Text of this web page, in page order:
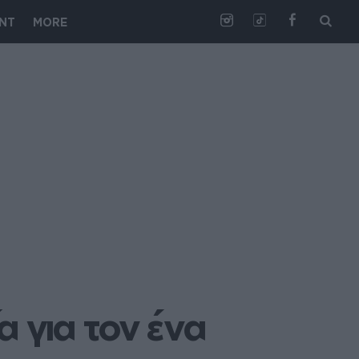
MORE
τον ένα